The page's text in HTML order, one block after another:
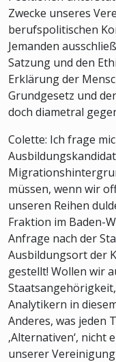
Zwecke unseres
berufspolitischen
Jemanden
Satzung und den
Erklärung der
Grundgesetz und
doch diametral
Colette: Ich frage
müssen, wenn wir
unseren Reihen
Fraktion im Baden-
Anfrage nach der
Ausbildungsort der
gestellt! Wollen wir
Analytikern in
Anderes, was jeden
‚Alternativen‘, nicht
unserer